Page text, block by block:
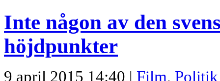
Inte någon av den
höjdpunkter
9 april 2015 14:40 | Film, Politik